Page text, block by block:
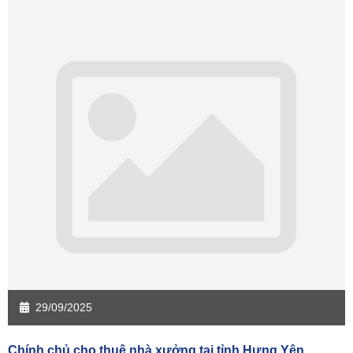
29/09/2025
Chính chủ cho thuê nhà xưởng tại tỉnh Hưng Yên